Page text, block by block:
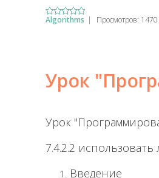
Algorithms | Просмотров: 1470
Урок
Урок
7.4.2.2
Введение